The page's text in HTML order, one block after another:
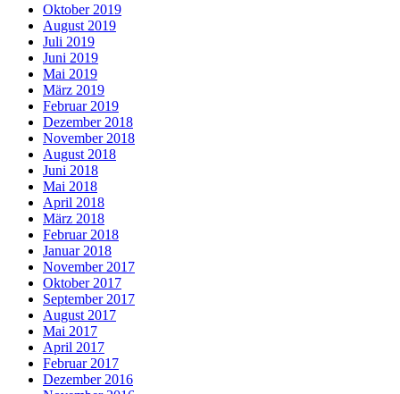
Oktober 2019
August 2019
Juli 2019
Juni 2019
Mai 2019
März 2019
Februar 2019
Dezember 2018
November 2018
August 2018
Juni 2018
Mai 2018
April 2018
März 2018
Februar 2018
Januar 2018
November 2017
Oktober 2017
September 2017
August 2017
Mai 2017
April 2017
Februar 2017
Dezember 2016